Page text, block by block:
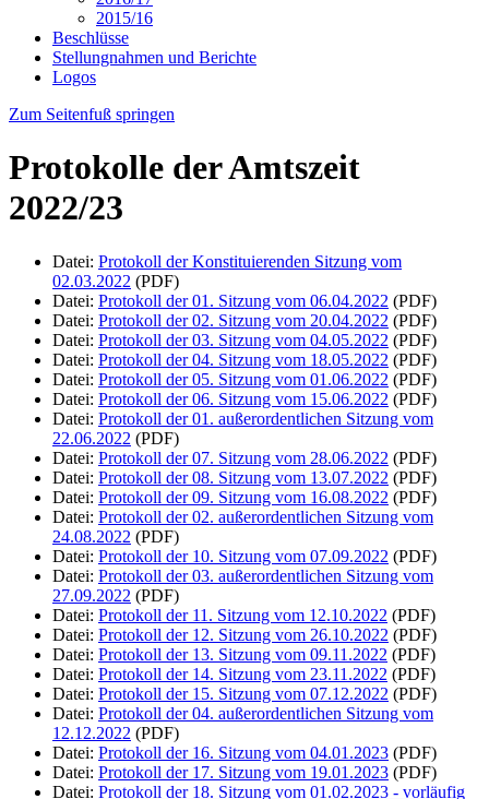
2015/16
Beschlüsse
Stellungnahmen und Berichte
Logos
Zum Seitenfuß springen
Protokolle der Amtszeit
2022/23
Datei: Protokoll der Konstituierenden Sitzung vom
02.03.2022 (PDF)
Datei: Protokoll der 01. Sitzung vom 06.04.2022 (PDF)
Datei: Protokoll der 02. Sitzung vom 20.04.2022 (PDF)
Datei: Protokoll der 03. Sitzung vom 04.05.2022 (PDF)
Datei: Protokoll der 04. Sitzung vom 18.05.2022 (PDF)
Datei: Protokoll der 05. Sitzung vom 01.06.2022 (PDF)
Datei: Protokoll der 06. Sitzung vom 15.06.2022 (PDF)
Datei: Protokoll der 01. außerordentlichen Sitzung vom
22.06.2022 (PDF)
Datei: Protokoll der 07. Sitzung vom 28.06.2022 (PDF)
Datei: Protokoll der 08. Sitzung vom 13.07.2022 (PDF)
Datei: Protokoll der 09. Sitzung vom 16.08.2022 (PDF)
Datei: Protokoll der 02. außerordentlichen Sitzung vom
24.08.2022 (PDF)
Datei: Protokoll der 10. Sitzung vom 07.09.2022 (PDF)
Datei: Protokoll der 03. außerordentlichen Sitzung vom
27.09.2022 (PDF)
Datei: Protokoll der 11. Sitzung vom 12.10.2022 (PDF)
Datei: Protokoll der 12. Sitzung vom 26.10.2022 (PDF)
Datei: Protokoll der 13. Sitzung vom 09.11.2022 (PDF)
Datei: Protokoll der 14. Sitzung vom 23.11.2022 (PDF)
Datei: Protokoll der 15. Sitzung vom 07.12.2022 (PDF)
Datei: Protokoll der 04. außerordentlichen Sitzung vom
12.12.2022 (PDF)
Datei: Protokoll der 16. Sitzung vom 04.01.2023 (PDF)
Datei: Protokoll der 17. Sitzung vom 19.01.2023 (PDF)
Datei: Protokoll der 18. Sitzung vom 01.02.2023 - vorläufig